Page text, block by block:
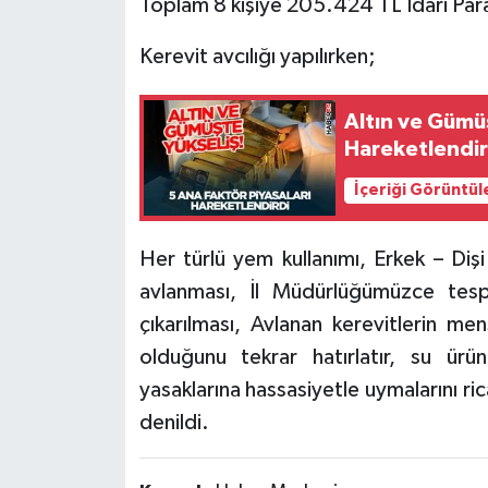
Toplam 8 kişiye 205.424 TL İdari
Kerevit avcılığı yapılırken;
Altın ve
İçeriği
Her türlü yem kullanımı, Erkek –
avlanması, İl Müdürlüğümüzce
çıkarılması, Avlanan kerevitlerin
olduğunu tekrar hatırlatır, su
yasaklarına hassasiyetle uymalarını
denildi.